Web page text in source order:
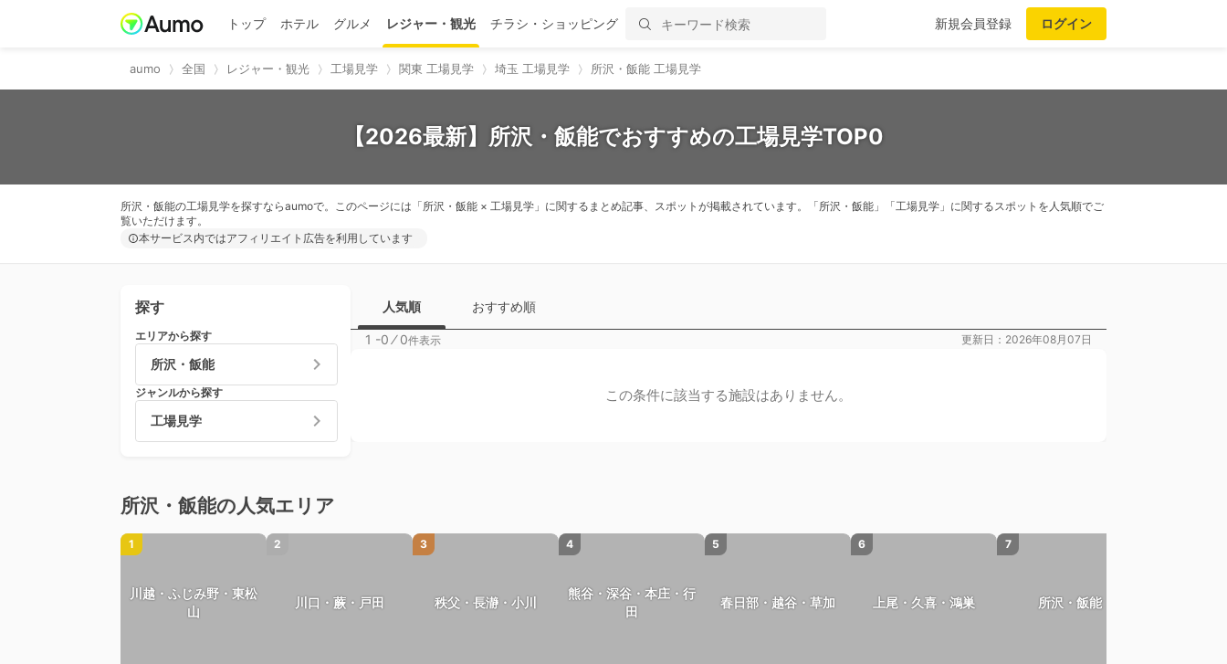
トップ ホテル グルメ レジャー・観光 チラシ・ショッピング 新規会員登録 ログイン
aumo 全国 レジャー・観光 工場見学 関東 工場見学 埼玉 工場見学 所沢・飯能 工場見学
【2026最新】所沢・飯能でおすすめの工場見学TOP0
所沢・飯能の工場見学を探すならaumoで。このページには「所沢・飯能 × 工場見学」に関するまとめ記事、スポットが掲載されています。「所沢・飯能」「工場見学」に関するスポットを人気順でご
覧いただけます。
本サービス内ではアフィリエイト広告を利用しています
探す
エリアから探す
所沢・飯能
ジャンルから探す
工場見学
人気順 おすすめ順
1 -0 ⁄0件表示 更新日：2026年08月07日
この条件に該当する施設はありません。
所沢・飯能の人気エリア
1
川越・ふじみ野・東松
山
2
川口・蕨・戸田
3
秩父・長瀞・小川
4
熊谷・深谷・本庄・行
田
5
春日部・越谷・草加
6
上尾・久喜・鴻巣
7
所沢・飯能